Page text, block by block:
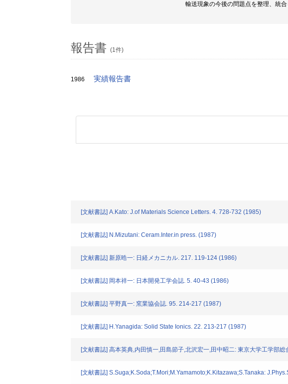
輸送現象の今後の問題点を整理、統
報告書 (1件)
1986 実績報告書
[文献書誌] A.Kato: J.of Materials Science Letters. 4. 728-732 (1985)
[文献書誌] N.Mizutani: Ceram.Inter.in press. (1987)
[文献書誌] 新原晧一: 日経メカニカル. 217. 119-124 (1986)
[文献書誌] 岡本祥一: 日本開発工学会誌. 5. 40-43 (1986)
[文献書誌] 平野真一: 窯業協会誌. 95. 214-217 (1987)
[文献書誌] H.Yanagida: Solid State Ionics. 22. 213-217 (1987)
[文献書誌] 高本英典,内田慎一,田島節子,北沢宏一,田中昭二: 東京大学工学部
[文献書誌] S.Suga;K.Soda;T.Mori;M.Yamamoto;K.Kitazawa;S.Tanaka: